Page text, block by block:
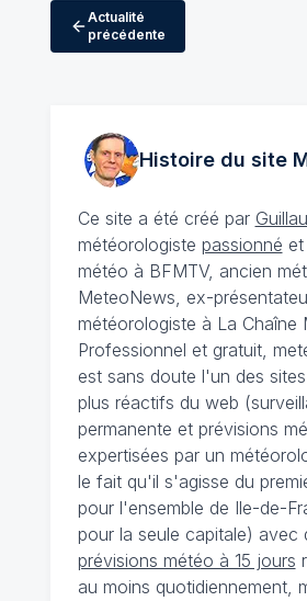
Actualité
précédente
Histoire du site
Ce site a été créé par
météorologiste passionné
météo à BFMTV, ancien
MeteoNews, ex-
météorologiste à La Chaîne
Professionnel et gratuit,
est sans doute l'un des
plus réactifs du web
permanente et prévisions
expertisées par un
le fait qu'il s'agisse du
pour l'ensemble de Ile-de-
pour la seule capitale) avec
prévisions météo à 15 jours
au moins quotidiennement,